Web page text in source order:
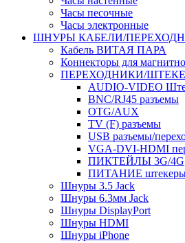
Часы песочные
Часы электронные
ШНУРЫ КАБЕЛИ/
Кабель ВИТАЯ ПАРА
Коннекторы для
ПЕРЕХОДНИКИ/
AUDIO-VIDEO
BNC/RJ45 разъемы
OTG/AUX
TV (F) разъемы
USB разъемы/
VGA-DVI-HDMI
ПИКТЕЙЛЫ 3G/4G
ПИТАНИЕ
Шнуры 3.5 Jack
Шнуры 6.3мм Jack
Шнуры DisplayPort
Шнуры HDMI
Шнуры iPhone